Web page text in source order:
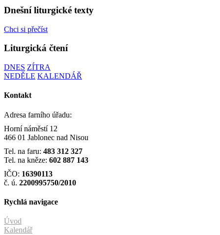
Dnešní liturgické texty
Chci si přečíst
Liturgická čtení
DNES ZÍTRA
NEDĚLE KALENDÁŘ
Kontakt
Adresa farního úřadu:
Horní náměstí 12
466 01 Jablonec nad Nisou
Tel. na faru: 483 312 327
Tel. na kněze: 602 887 143
IČO: 16390113
č. ú. 2200995750/2010
Rychlá navigace
Úvod
Kalendář